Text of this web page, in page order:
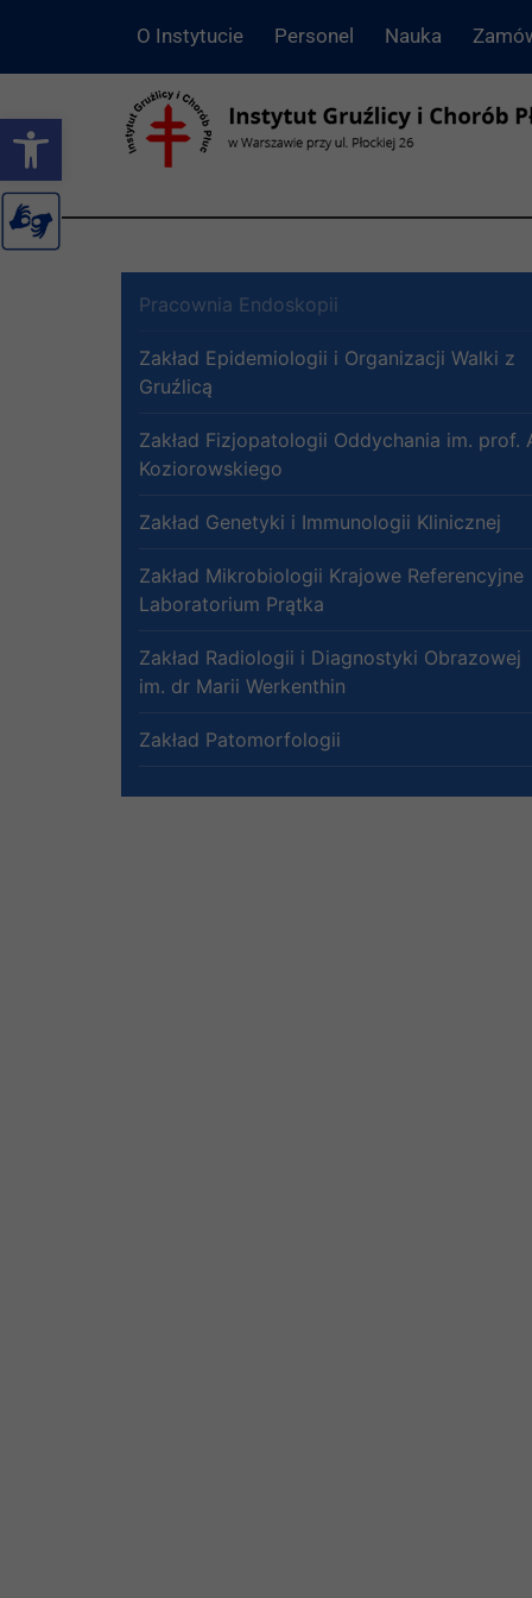
Otwórz pasek narzędzi
O Instytucie Personel Nauka
Pracownia Endoskopii
Zakład Epidemiologii i Organizacji Walki z
Gruźlicą
Zakład Fizjopatologii Oddychania im. prof.
Koziorowskiego
Zakład Genetyki i Immunologii Klinicznej
Zakład Mikrobiologii Krajowe Referencyjne
Laboratorium Prątka
Zakład Radiologii i Diagnostyki Obrazowej
im. dr Marii Werkenthin
Zakład Patomorfologii